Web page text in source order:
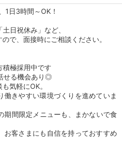
1日3時間～OK！
日祝休み」など、
で、面接時にご相談ください。
極採用中です
せる機会あり◎
気軽にOK。
きやすい環境づくりを進めていま
間限定メニューも、まかないで食
客さまにも自信を持っておすすめ